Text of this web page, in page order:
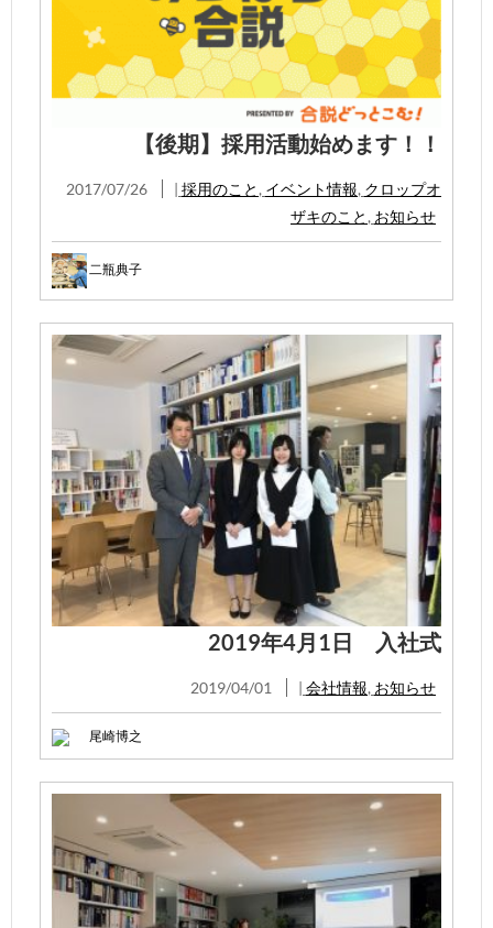
【後期】採用活動始めます！！
2017/07/26 | 採用のこと , イベント情報, クロップオ
ザキのこと , お知らせ
二瓶典子
2019年4月1日 入社式
2019/04/01 | 会社情報, お知らせ
尾崎博之